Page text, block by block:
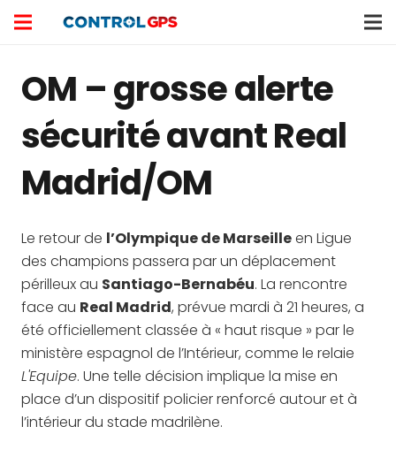
OM – grosse alerte
sécurité avant Real
Madrid/OM
Le retour de l’Olympique de Marseilleen Ligue
des champions passera par un déplacement
périlleux au Santiago-Bernabéu. La rencontre
face au Real Madrid, prévue mardi à 21 heures, a
été officiellement classée à « haut risque » par le
ministère espagnol de l’Intérieur, comme le relaie
L'Equipe. Une telle décision implique la mise en
place d’un dispositif policier renforcé autour et à
l’intérieur du stade madrilène.